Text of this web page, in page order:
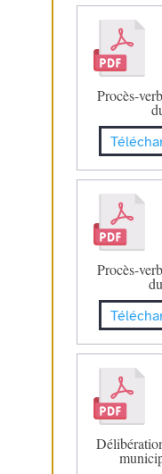
Procès-
Procès-